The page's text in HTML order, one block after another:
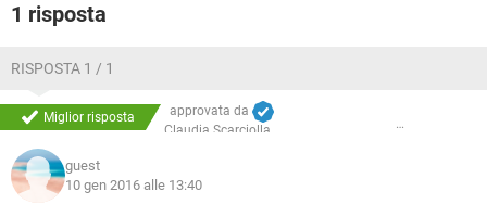
1 risposta
RISPOSTA 1 / 1
Miglior risposta
approvata da
Claudia Scarciolla
guest
10 gen 2016 alle 13:40